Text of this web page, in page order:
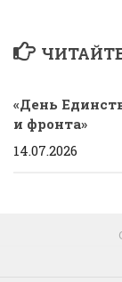
«День
и фронта»
14.07.2026